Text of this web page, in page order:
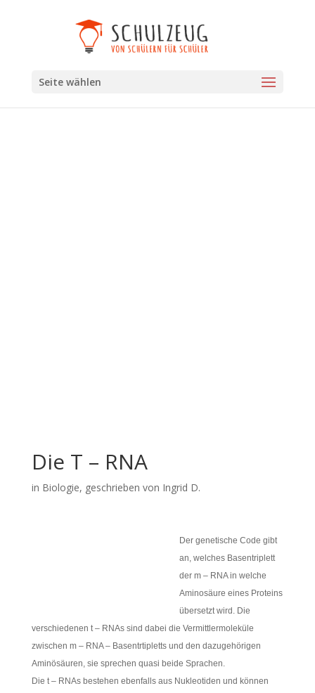
Seite wählen
Die T – RNA
in Biologie, geschrieben von Ingrid D.
Der genetische Code gibt
an, welches Basentriplett
der m – RNA in welche
Aminosäure eines Proteins
übersetzt wird. Die
verschiedenen t – RNAs sind dabei die Vermittlermoleküle
zwischen m – RNA – Basentrtipletts und den dazugehörigen
Aminösäuren, sie sprechen quasi beide Sprachen.
Die t – RNAs bestehen ebenfalls aus Nukleotiden und können